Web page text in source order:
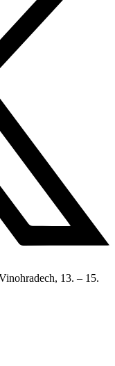
13. – 15.